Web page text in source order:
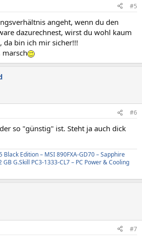
#5
angeht, wenn du den
dazurechnest, wirst du wohl kaum
da bin ich mir sicher!!!
marsch
#6
so "günstig" ist. Steht ja auch dick
Edition – MSI 890FXA-GD70 – Sapphire
G.Skill PC3-1333-CL7 – PC Power & Cooling
#7